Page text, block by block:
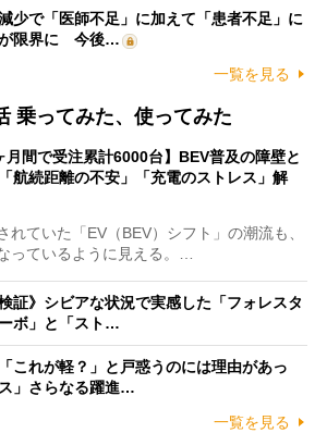
少で「医師不足」に加えて「患者不足」に
が限界に 今後…
一覧を見る
乗ってみた、使ってみた
月間で受注累計6000台】BEV普及の障壁と
航続距離の不安」「充電のストレス」解
ていた「EV（BEV）シフト」の潮流も、
っているように見える。…
証》シビアな状況で実感した「フォレスタ
ボ」と「スト…
これが軽？」と戸惑うのには理由があっ
」さらなる躍進…
一覧を見る